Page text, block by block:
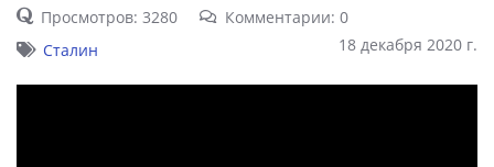
Просмотров: 3280
Комментарии: 0
18 декабря 2020 г.
Сталин